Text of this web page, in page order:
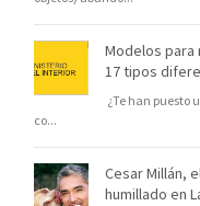
Modelos
17 tipos
¿Te han puesto
co...
Cesar Millán,
humillado en